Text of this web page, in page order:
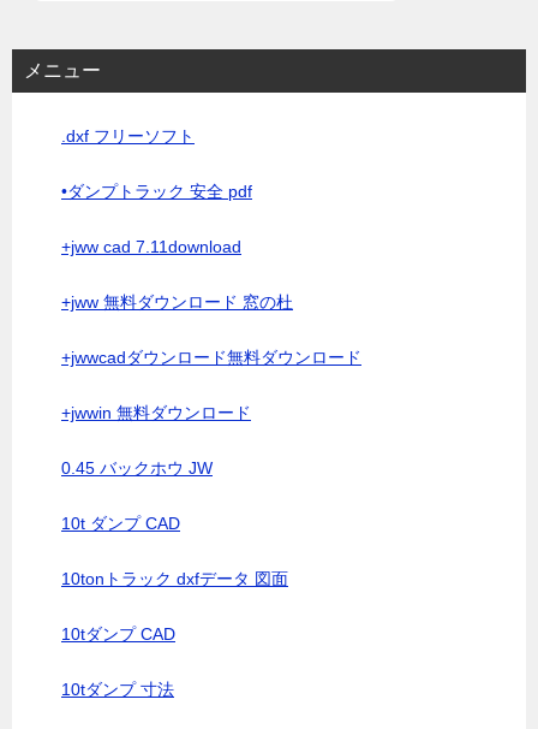
メニュー
.dxf フリーソフト
•ダンプトラック 安全 pdf
+jww cad 7.11download
+jww 無料ダウンロード 窓の杜
+jwwcadダウンロード無料ダウンロード
+jwwin 無料ダウンロード
0.45 バックホウ JW
10t ダンプ CAD
10tonトラック dxfデータ 図面
10tダンプ CAD
10tダンプ 寸法